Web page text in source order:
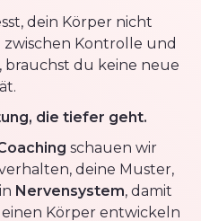
dein Körper nicht
Kontrolle und
du keine neue
die tiefer geht.
schauen wir
deine Muster,
Nervensystem, damit
Körper entwickeln